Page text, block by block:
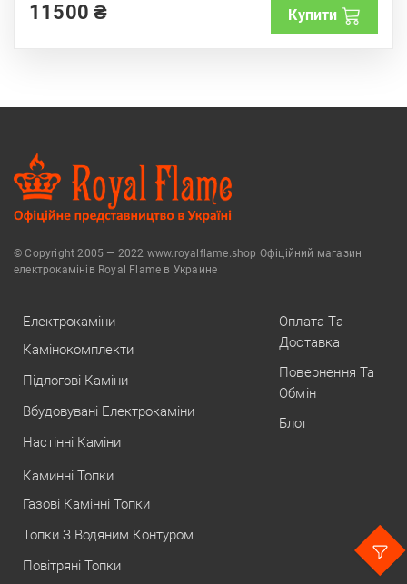
o
11500₴ Купити
© Copyright 2005 — 2022 www.royalflame.shop Офіційний магазин
електрокамінів Royal Flame в Украине
Електрокаміни
Камінокомплекти
Підлогові Каміни
Вбудовувані Електрокаміни
Настінні Каміни
Каминні Топки
Газові Камінні Топки
Топки З Водяним Контуром
Повітряні Топки
Оплата Та
Доставка
Повернення Та
Обмін
Блог